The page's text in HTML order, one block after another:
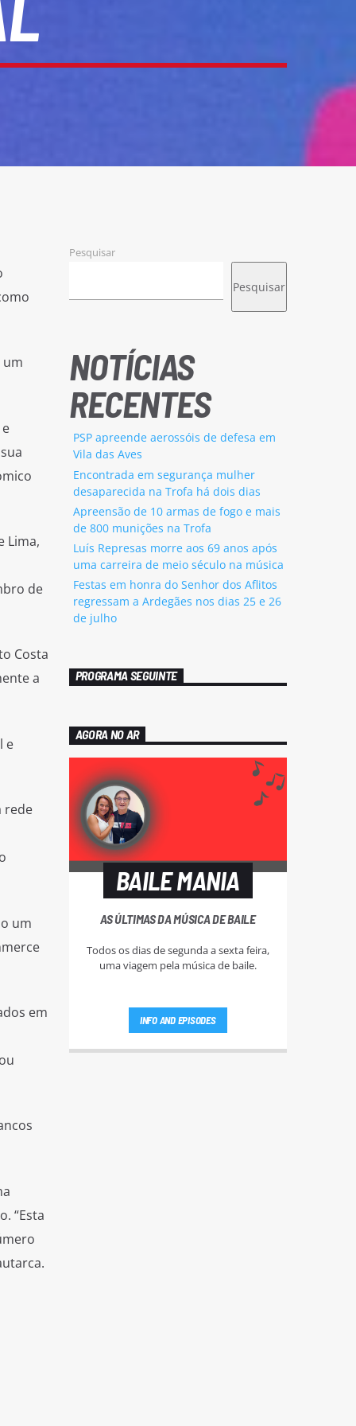
um
Lima,
de
Costa
a
e
rede
um
em
“Esta
Pesquisar
Pesquisar
NOTÍCIAS
RECENTES
PSP apreende aerossóis de defesa em
Vila das Aves
Encontrada em segurança mulher
desaparecida na Trofa há dois dias
Apreensão de 10 armas de fogo e mais
de 800 munições na Trofa
Luís Represas morre aos 69 anos após
uma carreira de meio século na música
Festas em honra do Senhor dos Aflitos
regressam a Ardegães nos dias 25 e 26
de julho
PROGRAMA SEGUINTE
AGORA NO AR
BAILE MANIA
AS ÚLTIMAS DA MÚSICA DE BAILE
Todos os dias de segunda a sexta feira,
uma viagem pela música de baile.
INFO AND EPISODES